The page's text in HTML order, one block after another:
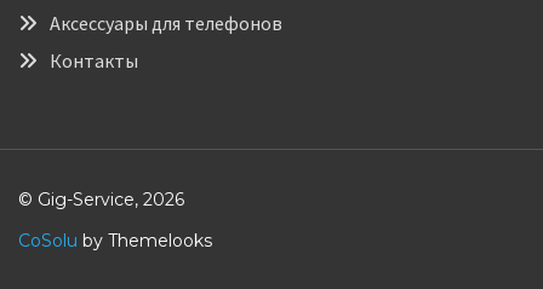
Аксессуары для телефонов
Контакты
© Gig-Service, 2026
CoSolu by Themelooks